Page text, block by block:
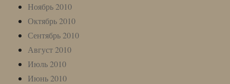
Ноябрь 2010
Октябрь 2010
Сентябрь 2010
Август 2010
Июль 2010
Июнь 2010